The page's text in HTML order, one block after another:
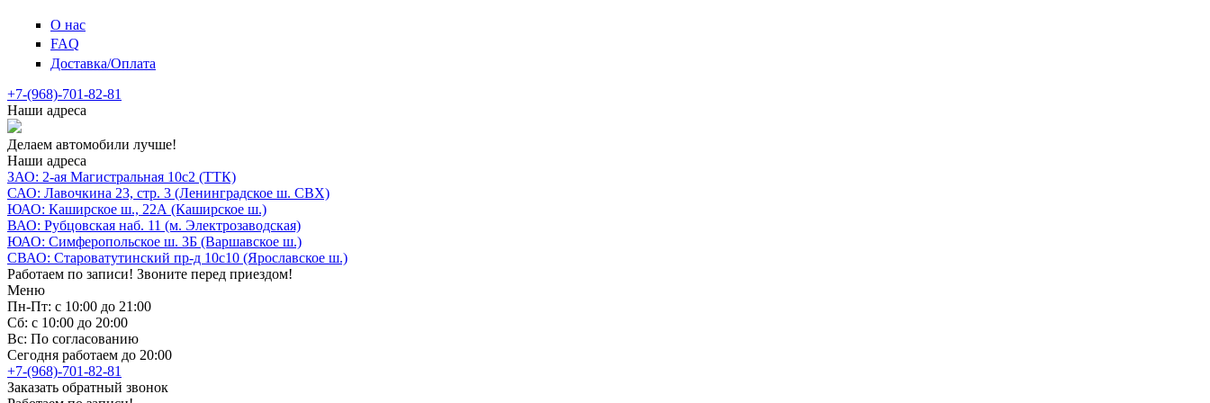
О нас
FAQ
Доставка/Оплата
+7-(968)-701-82-81
Наши адреса
Делаем автомобили лучше!
Наши адреса
ЗАО: 2-ая Магистральная 10с2 (ТТК)
САО: Лавочкина 23, стр. 3 (Ленинградское ш. СВХ)
ЮАО: Каширское ш., 22А (Каширское ш.)
ВАО: Рубцовская наб. 11 (м. Электрозаводская)
ЮАО: Симферопольское ш. 3Б (Варшавское ш.)
СВАО: Староватутинский пр-д 10с10 (Ярославское ш.)
Работаем по записи! Звоните перед приездом!
Меню
Пн-Пт: с 10:00 до 21:00
Сб: с 10:00 до 20:00
Вс: По согласованию
Сегодня работаем до 20:00
+7-(968)-701-82-81
Заказать обратный звонок